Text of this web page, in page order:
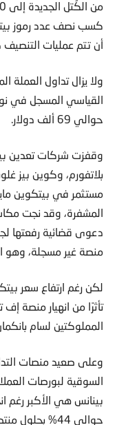
كسب نصف عدد رموز
أن تتم عمليات التنصيف كل 4 سنوات تقريبًا، بحسب منصة
ولا يزال تداول العملة
حوالي 69 ألف دولار.
وقفزت شركات تعدين
بلاتفورم، وكوين بيز
مستثمر في بيتكوين
دعوى قضائية رفعتها
منصة غير مسجلة، وهو
لكن رغم ارتفاع سعر
تأثرًا من انهيار منصة
المملوكتين لسام بانكمان
وعلى صعيد منصات
السوقية لبورصات
بينانس هي الأكبر رغم
حوالي 44%